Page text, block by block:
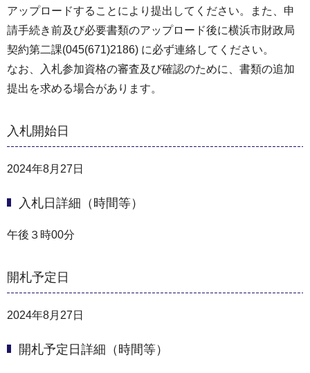
アップロードすることにより提出してください。また、申
請手続き前及び必要書類のアップロード後に横浜市財政局
契約第二課(045(671)2186) に必ず連絡してください。
なお、入札参加資格の審査及び確認のために、書類の追加
提出を求める場合があります。
入札開始日
2024年8月27日
入札日詳細（時間等）
午後３時00分
開札予定日
2024年8月27日
開札予定日詳細（時間等）